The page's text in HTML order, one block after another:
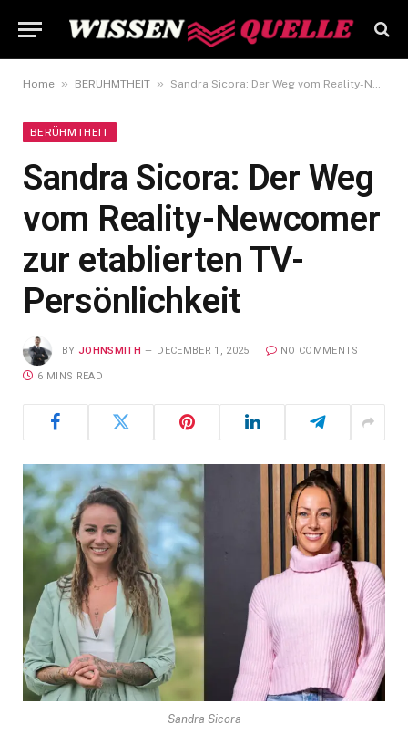
Home » BERÜHMTHEIT » Sandra Sicora: Der Weg vom Reality-Newcomer zur etablierten TV-Persönlichkeit
BERÜHMTHEIT
Sandra Sicora: Der Weg
vom Reality-Newcomer
zur etablierten TV-
Persönlichkeit
BY JOHNSMITH DECEMBER 1, 2025 NO COMMENTS
6 MINS READ
Sandra Sicora